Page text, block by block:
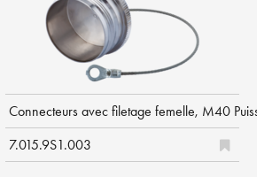
Connecteurs avec filetage femelle, M40
7.015.9S1.003